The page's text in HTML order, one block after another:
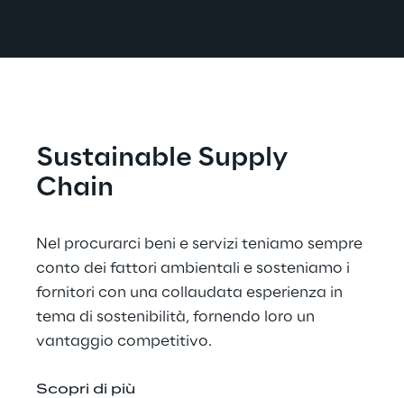
Sustainable Supply
Chain
Nel procurarci beni e servizi teniamo sempre
conto dei fattori ambientali e sosteniamo i
fornitori con una collaudata esperienza in
tema di sostenibilità, fornendo loro un
vantaggio competitivo.
Scopri di più